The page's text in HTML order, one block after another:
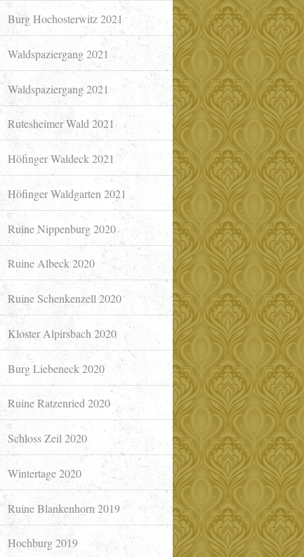
Burg Hochosterwitz 2021
Waldspaziergang 2021
Waldspaziergang 2021
Rutesheimer Wald 2021
Höfinger Waldeck 2021
Höfinger Waldgarten 2021
Ruine Nippenburg 2020
Ruine Albeck 2020
Ruine Schenkenzell 2020
Kloster Alpirsbach 2020
Burg Liebeneck 2020
Ruine Ratzenried 2020
Schloss Zeil 2020
Wintertage 2020
Ruine Blankenhorn 2019
Hochburg 2019